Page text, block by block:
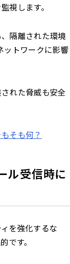
視します。
隔離された環境
ットワークに影響
れた脅威も安全
そも何？
ル受信時に
を強化するな
です。